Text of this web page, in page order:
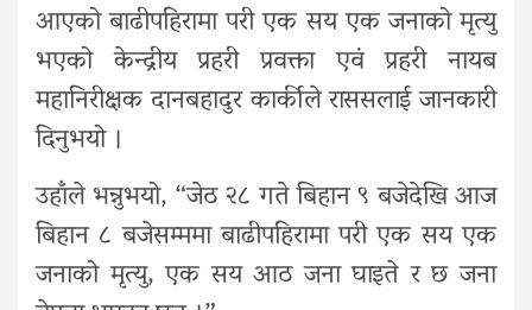
आएको बाढीपहिरामा परी एक सय एक जनाको मृत्यु
भएको केन्द्रीय प्रहरी प्रवक्ता एवं प्रहरी नायब
महानिरीक्षक दानबहादुर कार्कीले राससलाई जानकारी
दिनुभयो ।
उहाँले भन्नुभयो, “जेठ २८ गते बिहान ९ बजेदेखि आज
बिहान ८ बजेसम्ममा बाढीपहिरामा परी एक सय एक
जनाको मृत्यु, एक सय आठ जना घाइते र छ जना